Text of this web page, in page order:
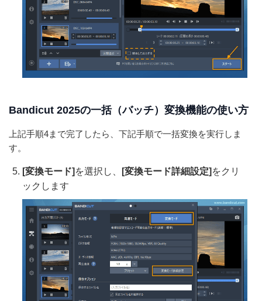
Bandicut 2025の一括（バッチ）変換機能の使い方
上記手順4まで完了したら、下記手順で一括変換を実行しま
す。
[変換モード] を選択し、 [変換モード詳細設定] をクリ
ックします